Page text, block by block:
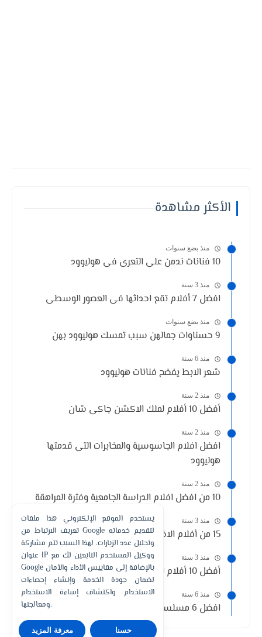
الأكثر مشاهدة
منذ بضع سنوات
10 فنانات ندمن على التعرى فى هوليوود
منذ 3 سنة
افضل 7 أفلام تقع احداثها فى العصور الوسطى
منذ بضع سنوات
9 حسناوات جمالهن سبب تمسك هوليوود بهن
منذ 6 سنة
شعر الابط يفضح فنانات هوليوود
منذ 2 سنة
أفضل 10 أفلام لملك الاكشن جاكى شان
منذ 2 سنة
افضل افلام الجاسوسية والمخابرات التى قدمتها
هوليوود
منذ 2 سنة
10 من افضل افلام الدراسة الجامعية وفترة المراهقة
منذ 3 سنة
15 من أفلام الاختطاف والرهائن في تاريخ السينما
منذ 3 سنة
أفضل 10 أفلام للفنانة الامريكيه أنجلينا جولي
منذ 6 سنة
افضل 6 مسلسلات تشبه مسلسل Elite
يستخدم الموقع الإلكتروني هذا ملفات
تعريف الارتباط من Google لتقديم خدماته
وتحليل عدد الزيارات. لهذا السبب تتم مشاركة
عنوان IP ووكيل المستخدم التابعين لك مع
Google بالإضافة إلى مقاييس الأداء والأمان
لضمان جودة الخدمة وإنشاء إحصاءات
الاستخدام واكتشاف إساءة الاستخدام
ومعالجتها.
معرفة المزيد حسنا